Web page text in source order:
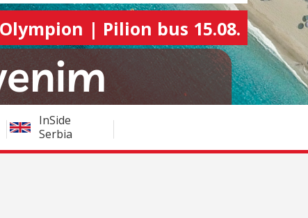
| Pilion bus 15.08.
InSide
Serbia